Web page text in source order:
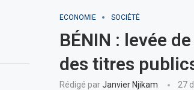
ECONOMIE SOCIÉTÉ
BÉNIN : levée
des titres
Rédigé parJanvier Njikam 27